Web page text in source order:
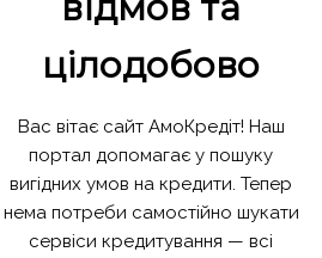
цілодобово
Вас вітає сайт АмоКредіт! Наш
портал допомагає у пошуку
вигідних умов на кредити. Тепер
нема потреби самостійно шукати
сервіси кредитування — всі